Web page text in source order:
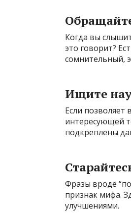
Когда вы
это говорит?
сомнительный,
Ищите
Если позволяет
интересующей
подкреплены
Фразы вроде
признак мифа.
улучшениями.